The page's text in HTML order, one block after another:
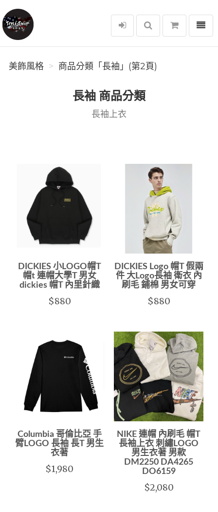
美飾風格
選單
美飾風格 商品分類「長袖」(第2頁)
長袖 商品分類
長袖上衣
DICKIES 小LOGO帽T
帽t 連帽大學T 男女
dickies 帽T 內里針織
$880
DICKIES Logo 帽T 假兩
件 大Logo長袖 衛衣 內
刷毛 鋪棉 男女可穿
$880
Columbia 哥倫比亞 手
臂LOGO 長袖 長T 男生
衣著
$1,980
NIKE 連帽 內刷毛 帽T
長袖上衣 刺繡LOGO
男生衣著 男款
DM2250 DA4265
DO6159
$2,080